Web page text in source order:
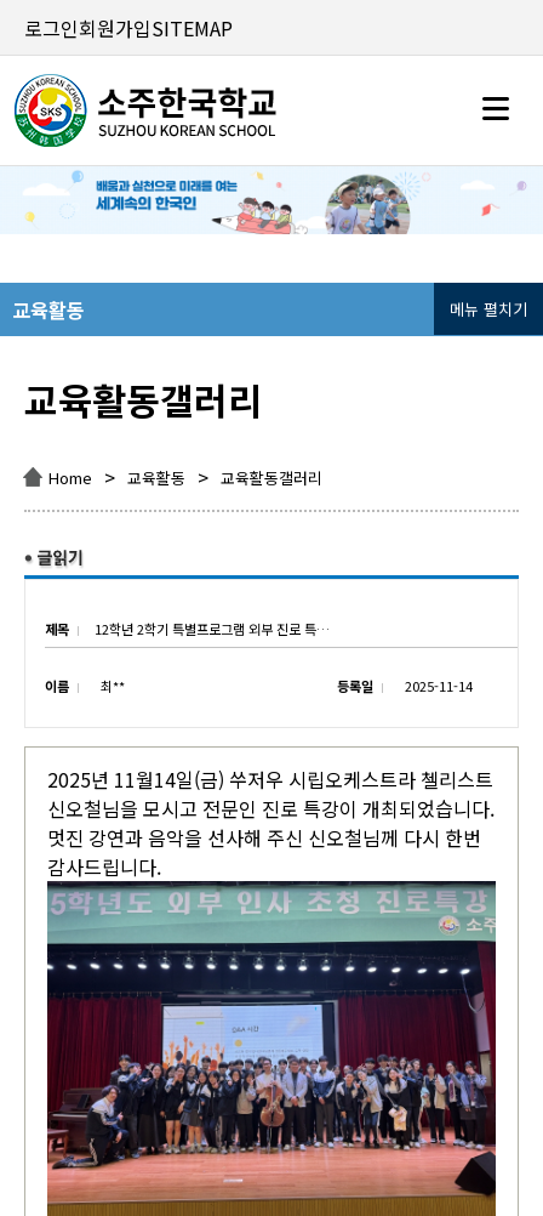
로그인회원가입SITEMAP
교육활동 메뉴 펼치기
교육활동갤러리
Home > 교육활동 > 교육활동갤러리
제목 12학년 2학기 특별프로그램 외부 진로 특강(쑤저우 시립오케스트라 첼리스트 신오철님)
이름 최** 등록일 2025-11-14
2025년 11월14일(금) 쑤저우 시립오케스트라 첼리스트
신오철님을 모시고 전문인 진로 특강이 개최되었습니다.
멋진 강연과 음악을 선사해 주신 신오철님께 다시 한번
감사드립니다.